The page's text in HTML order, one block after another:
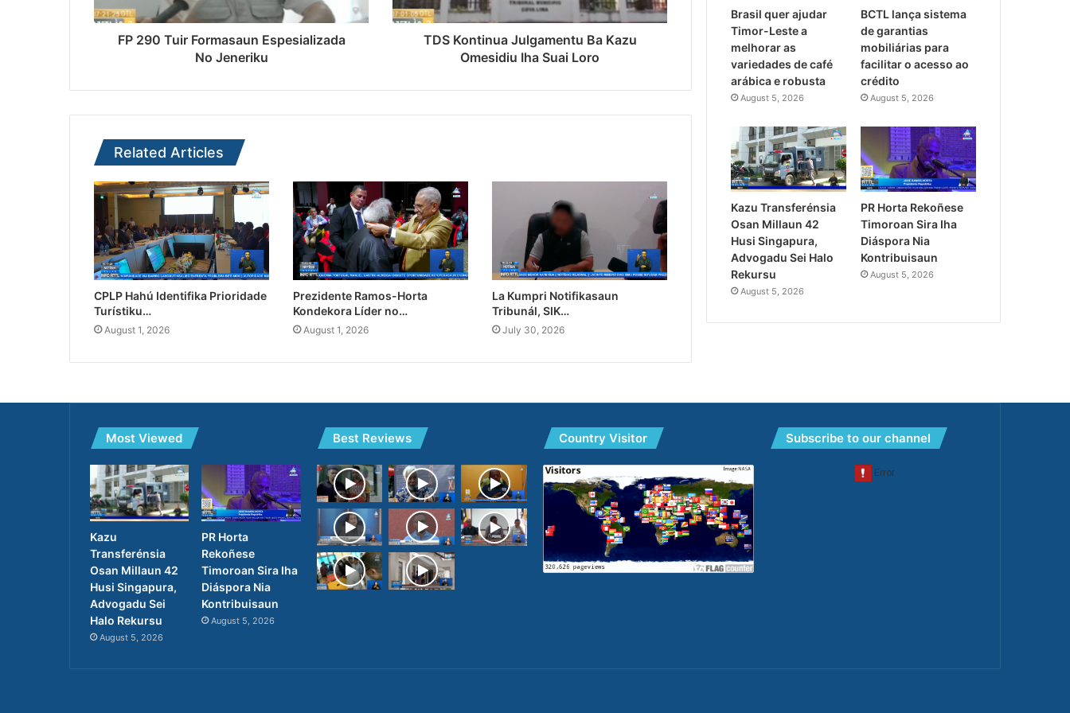
FP 290 Tuir Formasaun Espesializada
No Jeneriku
TDS Kontinua Julgamentu Ba Kazu
Omesidiu Iha Suai Loro
Related Articles
CPLP Hahú Identifika Prioridade
Turístiku…
August 1, 2026
Prezidente Ramos-Horta
Kondekora Líder no…
August 1, 2026
La Kumpri Notifikasaun
Tribunál, SIK…
July 30, 2026
Brasil quer ajudar
Timor-Leste a
melhorar as
variedades de café
arábica e robusta
August 5, 2026
BCTL lança sistema
de garantias
mobiliárias para
facilitar o acesso ao
crédito
August 5, 2026
Kazu Transferénsia
Osan Millaun 42
Husi Singapura,
Advogadu Sei Halo
Rekursu
August 5, 2026
PR Horta Rekoñese
Timoroan Sira Iha
Diáspora Nia
Kontribuisaun
August 5, 2026
Most Viewed
Kazu
Transferénsia
Osan Millaun 42
Husi Singapura,
Advogadu Sei
Halo Rekursu
August 5, 2026
PR Horta
Rekoñese
Timoroan Sira Iha
Diáspora Nia
Kontribuisaun
August 5, 2026
Best Reviews Country Visitor Subscribe to our channel